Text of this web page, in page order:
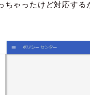
ちゃったけど対応する